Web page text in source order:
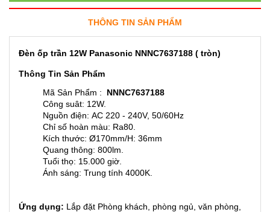
THÔNG TIN SẢN PHẨM
Đèn ốp trần 12W Panasonic NNNC7637188 ( tròn)
Thông Tin Sản Phẩm
Mã Sản Phẩm :
NNNC7637188
Công suât: 12W.
Nguồn điện: AC 220 - 240V, 50/60Hz
Chỉ số hoàn màu: Ra80.
Kích thước: Ø170mm/H: 36mm
Quang thông: 800lm.
Tuổi thọ: 15.000 giờ.
Ánh sáng: Trung tính 4000K.
Ứng dụng: Lắp đặt Phòng khách, phòng ngủ, văn phòng,